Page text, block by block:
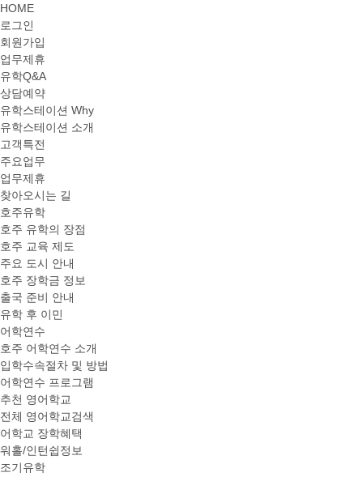
HOME
로그인
회원가입
업무제휴
유학Q&A
상담예약
유학스테이션 Why
유학스테이션 소개
고객특전
주요업무
업무제휴
찾아오시는 길
호주유학
호주 유학의 장점
호주 교육 제도
주요 도시 안내
호주 장학금 정보
출국 준비 안내
유학 후 이민
어학연수
호주 어학연수 소개
입학수속절차 및 방법
어학연수 프로그램
추천 영어학교
전체 영어학교검색
어학교 장학혜택
워홀/인턴쉽정보
조기유학